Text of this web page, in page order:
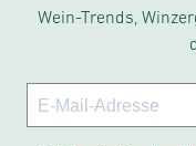
Wein-Trends,